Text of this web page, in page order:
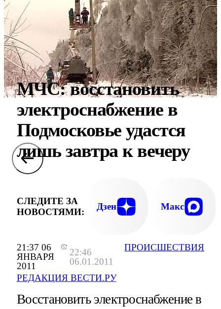
21:37 06
ЯНВАРЯ
2011
22:46
06.01.2011
РЕДАКЦИЯ ВЕСТИ.РУ
ПРОИСШЕСТВИЯ
МЧС: восстановить
электроснабжение в
Подмосковье удастся
лишь завтра к вечеру
СЛЕДИТЕ ЗА
НОВОСТЯМИ:
Дзен Макс
Восстановить электроснабжение в